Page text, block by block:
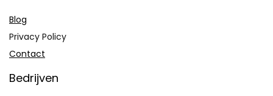
Blog
Privacy Policy
Contact
Bedrijven